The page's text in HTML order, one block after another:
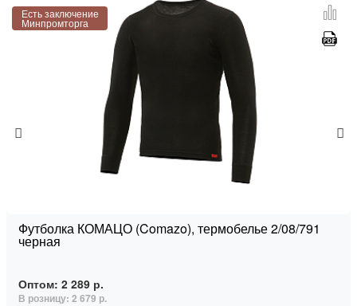
Есть заключение
Минпромторга
Футболка КОМАЦО (Comazo), термобелье 2/08/791
черная
Оптом: 2 289 р.
В розницу: 2 679 р.